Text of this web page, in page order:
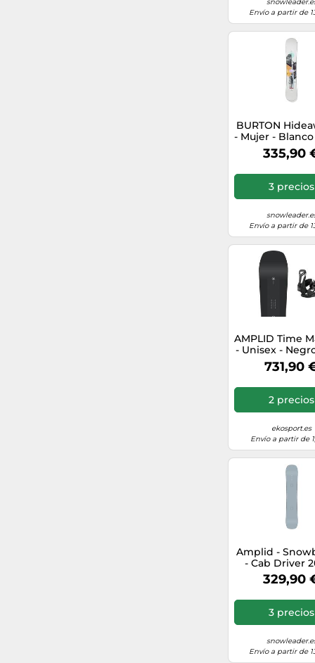
Envío a partir de
BURTON
- Mujer -
Negro - talla
modelo
335,90
3 precios
Envío a partir de
AMPLID Time
- Unisex -
155- modelo
731,90
2 precios
ekosport.es
Envío a partir de
Amplid -
- Cab Driver
Talla 158 cm -
158 cm
329,90
3 precios
Envío a partir de